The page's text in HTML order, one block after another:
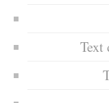
Text